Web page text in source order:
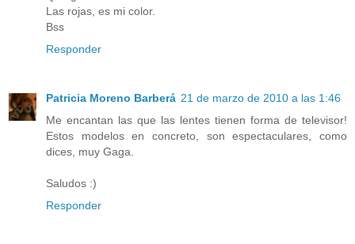
Las rojas, es mi color.
Bss
Responder
Patricia Moreno Barberá 21 de marzo de 2010 a las 1:46
Me encantan las que las lentes tienen forma de televisor!
Estos modelos en concreto, son espectaculares, como
dices, muy Gaga.
Saludos :)
Responder